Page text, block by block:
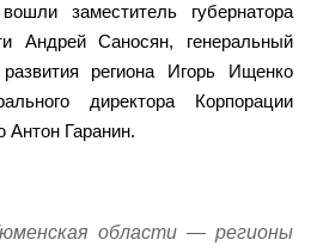
заместитель губернатора
Андрей Саносян, генеральный
региона Игорь Ищенко
директора Корпорации
Антон Гаранин.
области — регионы